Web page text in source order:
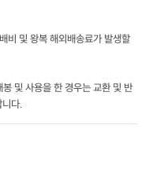
비 및 왕복 해외배송료가 발생할
및 사용을 한 경우는 교환 및 반
다.